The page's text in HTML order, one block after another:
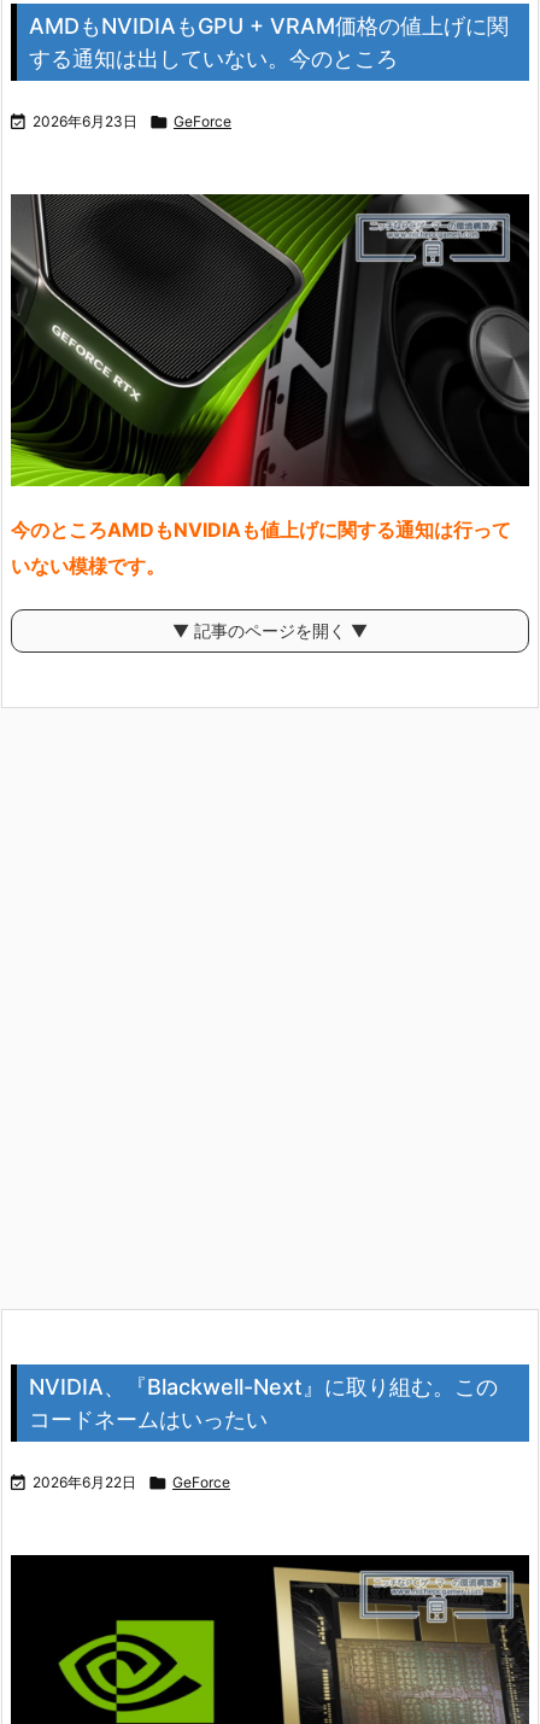
AMDもNVIDIAもGPU + VRAM価格の値上げに関
する通知は出していない。今のところ
 2026年6月23日  GeForce
今のところAMDもNVIDIAも値上げに関する通知は行って
いない模様です。
▼ 記事のページを開く ▼
NVIDIA、『Blackwell-Next』に取り組む。この
コードネームはいったい
 2026年6月22日  GeForce